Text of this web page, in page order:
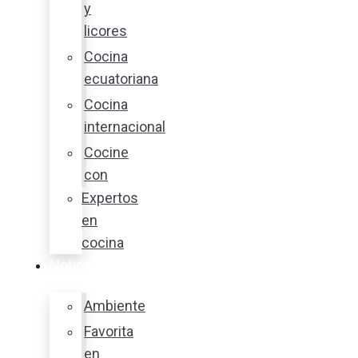
y
licores
Cocina
ecuatoriana
Cocina
internacional
Cocine
con
Expertos
en
cocina
Ambiente
Favorita
en